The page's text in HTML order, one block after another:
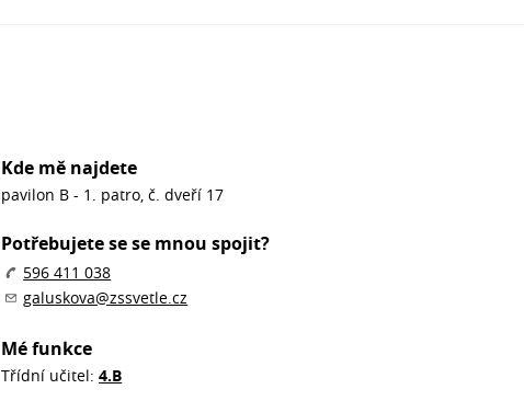
Kde mě najdete
pavilon B - 1. patro, č. dveří 17
Potřebujete se se mnou spojit?
596 411 038
galuskova@zssvetle.cz
Mé funkce
Třídní učitel:4.B